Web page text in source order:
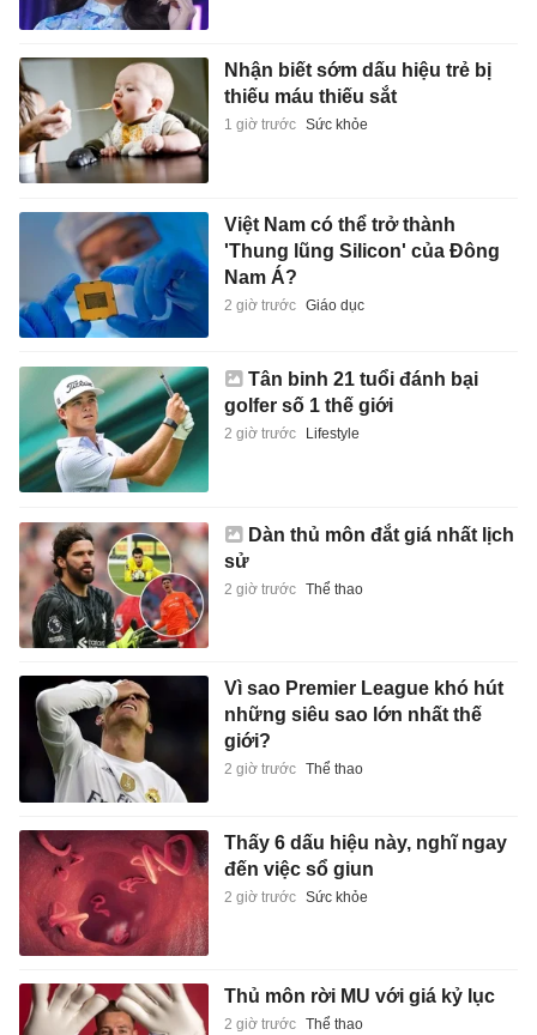
Nhận biết sớm dấu hiệu trẻ bị
thiếu máu thiếu sắt
1 giờ trước Sức khỏe
Việt Nam có thể trở thành
'Thung lũng Silicon' của Đông
Nam Á?
2 giờ trước Giáo dục
Tân binh 21 tuổi đánh bại
golfer số 1 thế giới
2 giờ trước Lifestyle
Dàn thủ môn đắt giá nhất lịch
sử
2 giờ trước Thể thao
Vì sao Premier League khó hút
những siêu sao lớn nhất thế
giới?
2 giờ trước Thể thao
Thấy 6 dấu hiệu này, nghĩ ngay
đến việc sổ giun
2 giờ trước Sức khỏe
Thủ môn rời MU với giá kỷ lục
2 giờ trước Thể thao